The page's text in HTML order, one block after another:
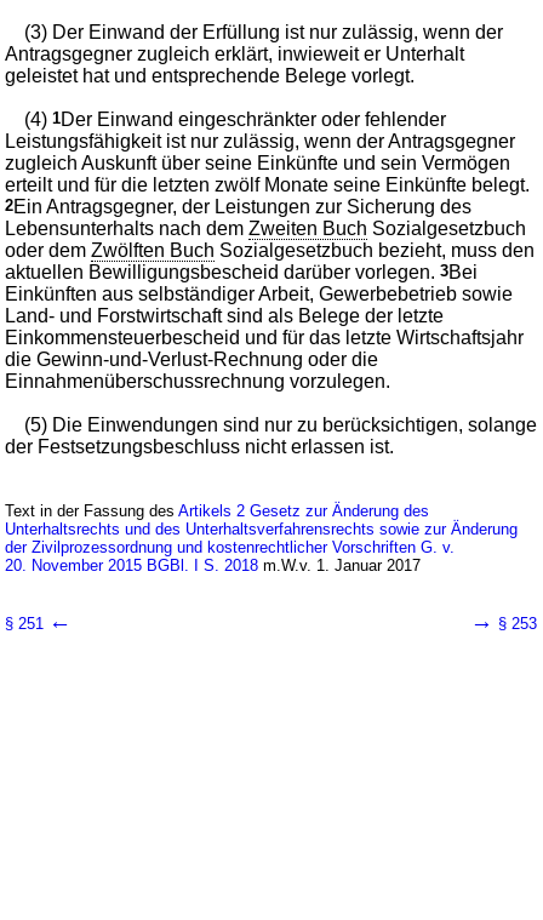
(3) Der Einwand der Erfüllung ist nur zulässig, wenn der
Antragsgegner zugleich erklärt, inwieweit er Unterhalt
geleistet hat und entsprechende Belege vorlegt.
(4)1Der Einwand eingeschränkter oder fehlender
Leistungsfähigkeit ist nur zulässig, wenn der Antragsgegner
zugleich Auskunft über seine Einkünfte und sein Vermögen
erteilt und für die letzten zwölf Monate seine Einkünfte belegt.
2Ein Antragsgegner, der Leistungen zur Sicherung des
Lebensunterhalts nach demZweiten Buch Sozialgesetzbuch
oder demZwölften Buch Sozialgesetzbuch bezieht, muss den
aktuellen Bewilligungsbescheid darüber vorlegen.3Bei
Einkünften aus selbständiger Arbeit, Gewerbebetrieb sowie
Land- und Forstwirtschaft sind als Belege der letzte
Einkommensteuerbescheid und für das letzte Wirtschaftsjahr
die Gewinn-und-Verlust-Rechnung oder die
Einnahmenüberschussrechnung vorzulegen.
(5) Die Einwendungen sind nur zu berücksichtigen, solange
der Festsetzungsbeschluss nicht erlassen ist.
Text in der Fassung desArtikels 2 Gesetz zur Änderung des
Unterhaltsrechts und des Unterhaltsverfahrensrechts sowie zur Änderung
der Zivilprozessordnung und kostenrechtlicher Vorschriften G. v.
20. November 2015 BGBl. I S. 2018 m.W.v. 1. Januar 2017
§ 251 ← → § 253